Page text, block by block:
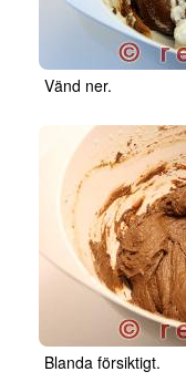
Vänd ner.
Blanda försiktigt.